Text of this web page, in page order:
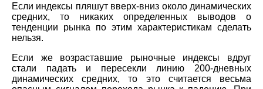
Если индексы пляшут вверх-вниз около динамических
средних, то никаких определенных выводов о
тенденции рынка по этим характеристикам сделать
нельзя.
Если же возраставшие рыночные индексы вдруг
стали падать и пересекли линию 200-дневных
динамических средних, то это считается весьма